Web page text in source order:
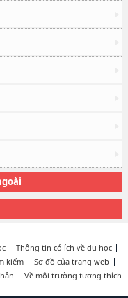
Thông tin có ích về du học
kiếm
Sơ đồ của trang web
Về môi trường tương thích